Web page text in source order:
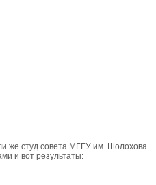
же студ.совета МГГУ им. Шолохова
и вот результаты: